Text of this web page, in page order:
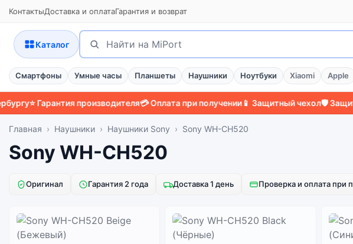
КонтактыДоставка и оплатаГарантия и возврат
Каталог
Поиск
Найти
Смартфоны Умные часы Планшеты Наушники Ноутбуки Xiaomi Apple
⭐ Гарантия производителя💳 Оплата при получении📱 Защитный чехол🛡️ Защитное
Главная Наушники Наушники Sony Sony WH-CH520
Sony WH-CH520
Оригинал Гарантия 2 года Доставка 1 день Проверка и оплата при